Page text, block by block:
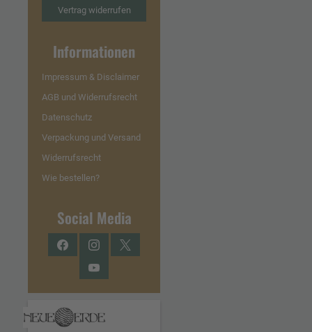
Vertrag widerrufen
Informationen
Impressum & Disclaimer
AGB und Widerrufsrecht
Datenschutz
Verpackung und Versand
Widerrufsrecht
Wie bestellen?
Social Media
FacebookInstagramTwitter
YouTube